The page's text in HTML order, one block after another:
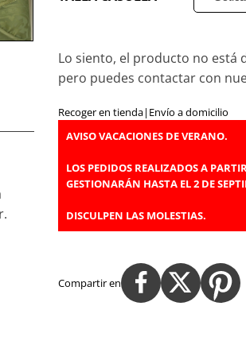
Lo siento, el producto no está
pero puedes contactar con
Recoger en tienda| Envío a domicilio
AVISO VACACIONES DE VERANO.
LOS PEDIDOS REALIZADOS A
GESTIONARÁN HASTA EL 2 DE
DISCULPEN LAS MOLESTIAS.
Compartir en